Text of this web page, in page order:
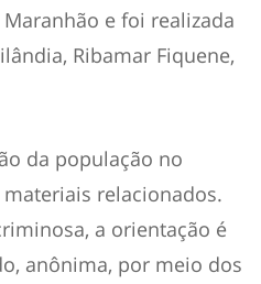
e foi realizada
Ribamar Fiquene,
da população no
relacionados.
a orientação é
anônima, por meio dos